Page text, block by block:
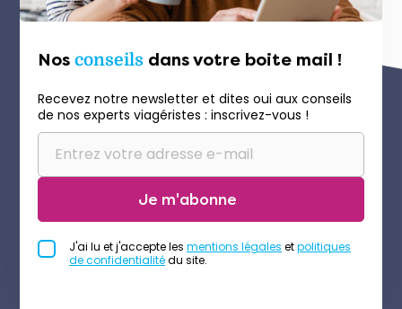
Nos conseils dans votre boite mail !
Recevez notre newsletter et dites oui aux conseils
de nos experts viagéristes : inscrivez-vous !
Je m'abonne
J'ai lu et j'accepte les mentions légales etpolitiques
de confidentialitédu site.